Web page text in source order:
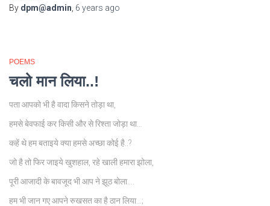
By dpm@admin 6 years ago
POEMS
चलो मान लिया..!
पता आपको भी है वादा किसने तोड़ा था,
हमसे बेवफाई कर किसी और से रिश्ता जोड़ा था…
कहें थे हम बताइये क्या हमसे अच्छा कोई है..?
जो है तो फिर जाइये खुशहाल, रहे खाली हमारा झोला,
पूरी आजादी के बावजूद भी आप ने झूठ बोला….
हम भी जान गए आपने रुखसत का है ठान लिया…;